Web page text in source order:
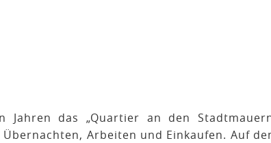
das „Quartier an den
Arbeiten und Einkaufen. Auf